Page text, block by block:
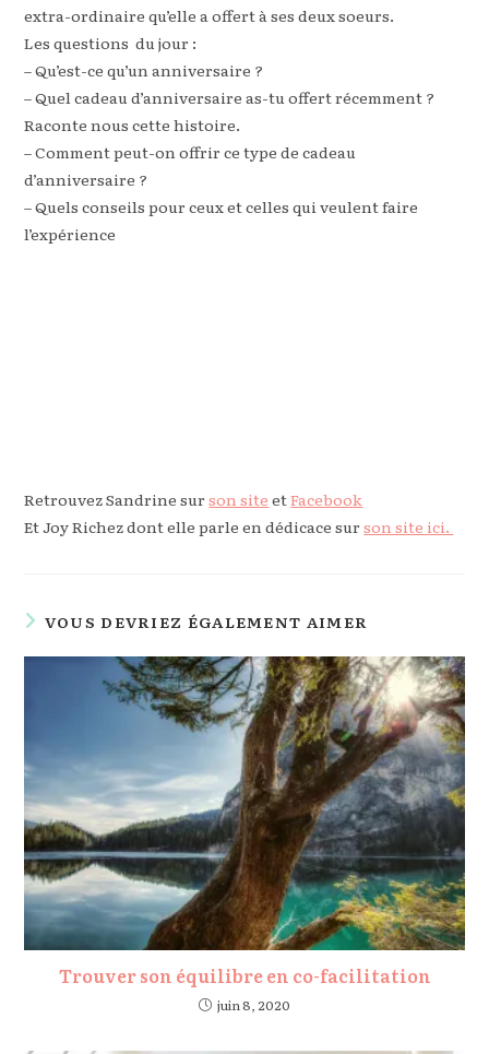
extra-ordinaire qu’elle a offert à ses deux soeurs.
Les questions du jour :
– Qu’est-ce qu’un anniversaire ?
– Quel cadeau d’anniversaire as-tu offert récemment ?
Raconte nous cette histoire.
– Comment peut-on offrir ce type de cadeau
d’anniversaire ?
– Quels conseils pour ceux et celles qui veulent faire
l’expérience
Retrouvez Sandrine surson site etFacebook
Et Joy Richez dont elle parle en dédicace surson site ici.
VOUS DEVRIEZ ÉGALEMENT AIMER
Trouver son équilibre en co-facilitation
juin 8, 2020